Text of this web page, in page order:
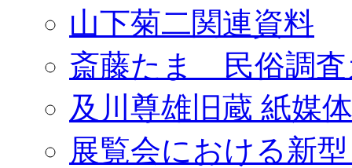
山下菊二関連資料
斎藤たま 民俗調査
及川尊雄旧蔵 紙媒
展覧会における新